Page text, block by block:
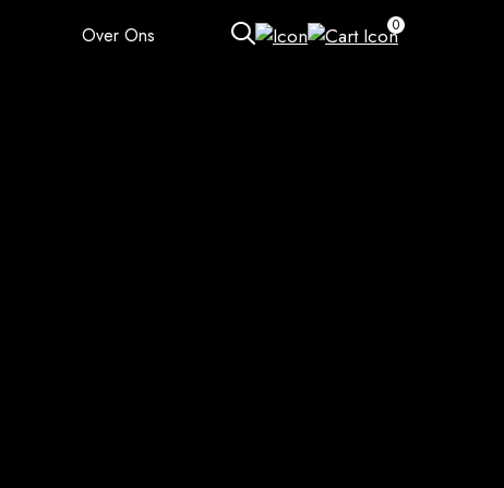
Over Ons 0